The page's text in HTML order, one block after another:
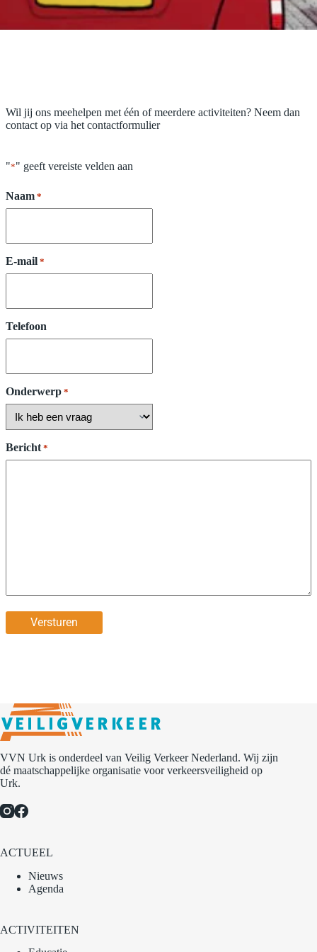
Wil jij ons meehelpen met één of meerdere activiteiten? Neem dan
contact op via het contactformulier
"*" geeft vereiste velden aan
Naam *
E-mail *
Telefoon
Onderwerp *
Bericht *
VVN Urk is onderdeel van Veilig Verkeer Nederland. Wij zijn
dé maatschappelijke organisatie voor verkeersveiligheid op
Urk.
ACTUEEL
Nieuws
Agenda
ACTIVITEITEN